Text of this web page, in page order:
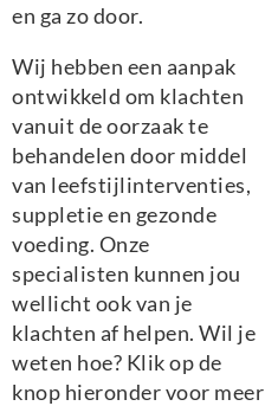
en ga zo door.
Wij hebben een aanpak
ontwikkeld om klachten
vanuit de oorzaak te
behandelen door middel
van leefstijlinterventies,
suppletie en gezonde
voeding. Onze
specialisten kunnen jou
wellicht ook van je
klachten af helpen. Wil je
weten hoe? Klik op de
knop hieronder voor meer